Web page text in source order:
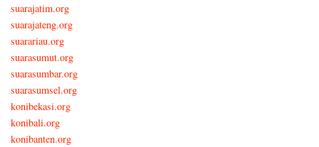
suarajatim.org
suarajateng.org
suarariau.org
suarasumut.org
suarasumbar.org
suarasumsel.org
konibekasi.org
konibali.org
konibanten.org